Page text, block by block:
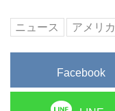
ニュース アメリカ
Facebook